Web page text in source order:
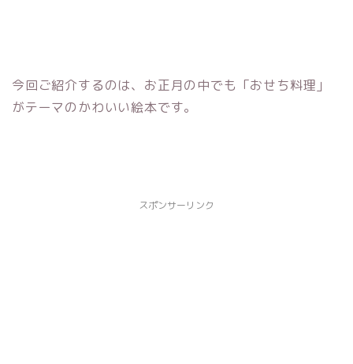
今回ご紹介するのは、お正月の中でも「おせち料理」
がテーマのかわいい絵本です。
スポンサーリンク